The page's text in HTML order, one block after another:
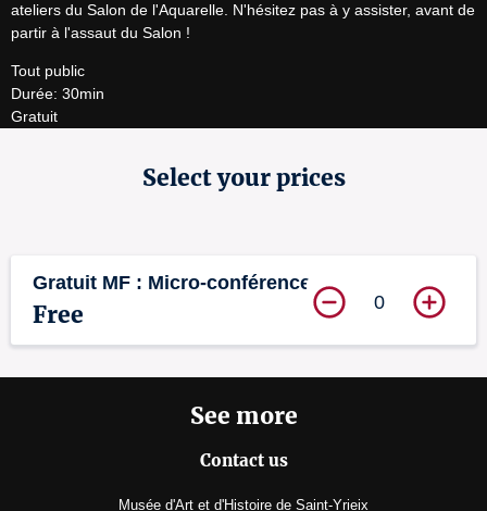
ateliers du Salon de l'Aquarelle. N'hésitez pas à y assister, avant de
partir à l'assaut du Salon !
Tout public
Durée: 30min
Gratuit
Select your prices
Gratuit MF : Micro-conférence
Free 0
See more
Contact us
Musée d'Art et d'Histoire de Saint-Yrieix